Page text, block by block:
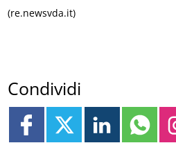
(re.newsvda.it)
Condividi